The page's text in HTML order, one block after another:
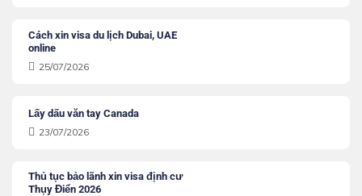
Cách xin visa du lịch Dubai, UAE
online
25/07/2026
Lấy dấu văn tay Canada
23/07/2026
Thủ tục bảo lãnh xin visa định cư
Thụy Điển 2026